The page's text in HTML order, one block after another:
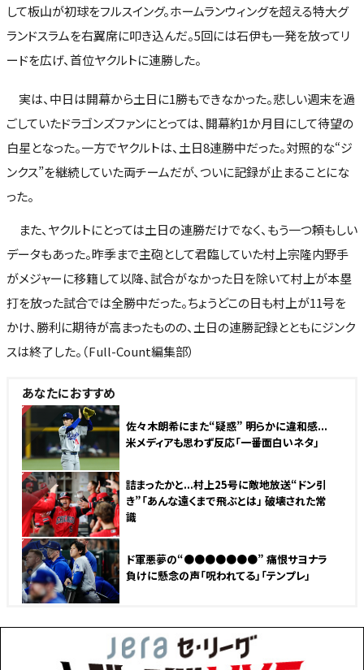
して板山が初球をフルスイング。ホームランウィングを超える特大グ
ランドスラムを右翼席に叩き込んだ。5回には石伊も一発を放ってリ
ードを広げ、首位ヤクルトに連勝した。
実は、中日は開幕から土日に1勝もできなかった。悲しい週末を過
ごしていたドラゴンズファンにとっては、開幕約1か月目にして待望の
白星となった。一方でヤクルトは、土日8連勝中だった。対照的な“ジ
ンクス”を継続していた両チームだが、ついに記録が止まることにな
った。
また、ヤクルトにとっては土日の連勝だけでなく、もう一つ頼もしい
データもあった。昨季まで主砲として君臨していた村上宗隆内野手
がメジャーに移籍して以降、試合がなかった日を除いて村上が本塁
打を放った試合では全勝中だった。ちょうどこの日も村上が11号を
かけ、勝利に期待が高まったものの、土日の連勝記録とともにジンク
スは終了した。（Full-Count編集部）
あなたにおすすめ
NEW
佐々木朗希にまた“疑惑” 明らかに違和感...
米メディアも思わず反応「一番面白いネタ」
NEW
詰まったかと...村上25号に敵地放送“ドン引
き”「あんな遠くまで飛ぶとは」 破壊された常
識
NEW
ド軍悪夢の“●●●●●●●” 痛恨サヨナラ
負けに懸念の声「呪われてる」「テンプレ」